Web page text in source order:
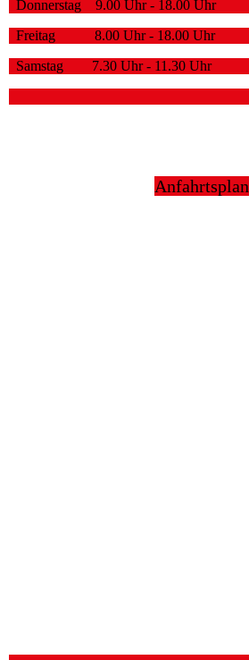
Donnerstag 9.00 Uhr - 18.00 Uhr
Freitag 8.00 Uhr - 18.00 Uhr
Samstag 7.30 Uhr - 11.30 Uhr
Anfahrtsplan